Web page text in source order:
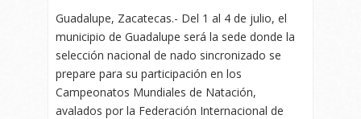
Guadalupe, Zacatecas.- Del 1 al 4 de julio, el
municipio de Guadalupe será la sede donde la
selección nacional de nado sincronizado se
prepare para su participación en los
Campeonatos Mundiales de Natación,
avalados por la Federación Internacional de